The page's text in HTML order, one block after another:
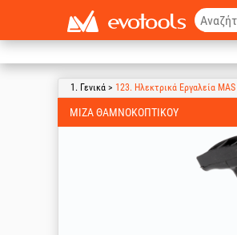
1. Γενικά > 123. Ηλεκτρικά Εργαλεία MAS
ΜΊΖΑ ΘΑΜΝΟΚΟΠΤΙΚΟΎ